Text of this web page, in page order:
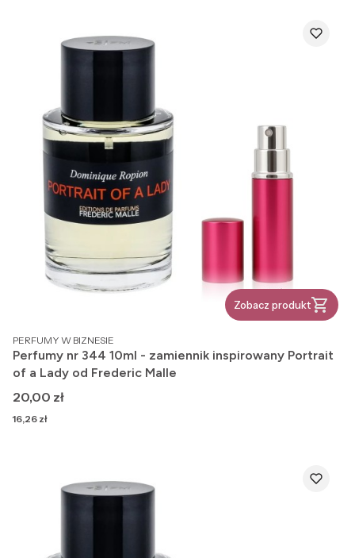
Zobacz produkt
PRODUCENT
PERFUMY W BIZNESIE
Perfumy nr 344 10ml - zamiennik inspirowany Portrait
of a Lady od Frederic Malle
Cena
20,00 zł
Cena
16,26 zł